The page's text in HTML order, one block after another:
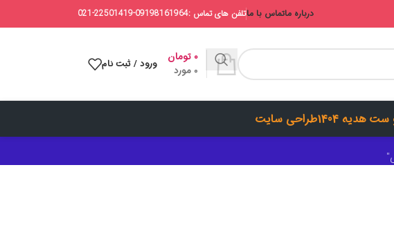
درباره ماتماس با ماتلفن های تماس :09198161964-22501419-021
0 مورد
۰ تومان ورود / ثبت نام
هدیه 1404
طراحی سایت